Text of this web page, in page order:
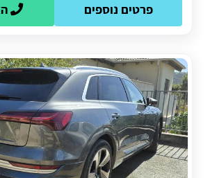
פרטים נוספים